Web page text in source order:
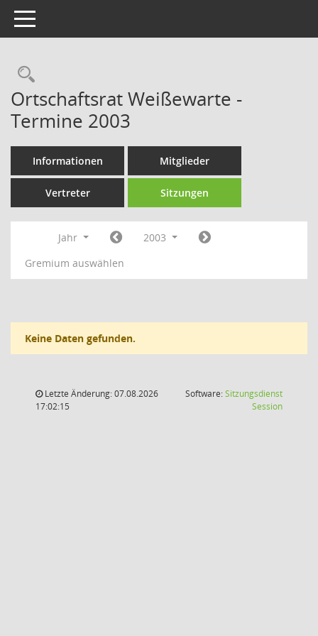
Toggle navigation
Rechercheauswahl
Ortschaftsrat Weißewarte -
Termine 2003
Informationen Mitglieder
Vertreter Sitzungen
Jahr
2003
Gremium auswählen
Keine Daten gefunden.
Letzte Änderung: 07.08.2026
17:02:15
Software:Sitzungsdienst
Session(Wird in